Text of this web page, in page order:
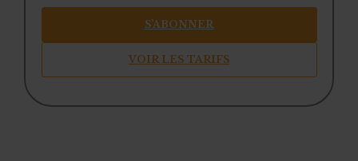
S’ABONNER
VOIR LES TARIFS